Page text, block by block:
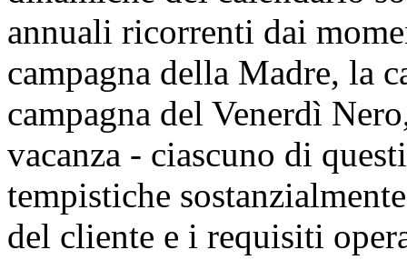
annuali ricorrenti dai
campagna della Madre, la
campagna del Venerdì
vacanza - ciascuno di
tempistiche
del cliente e i requisiti